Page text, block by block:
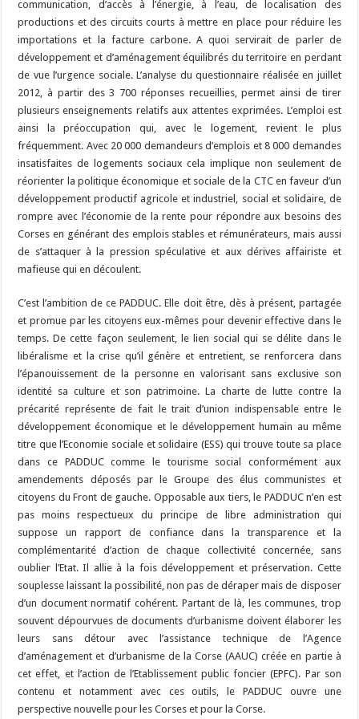
communication, d’accès à l’énergie, à l’eau, de localisation des
productions et des circuits courts à mettre en place pour réduire les
importations et la facture carbone. A quoi servirait de parler de
développement et d’aménagement équilibrés du territoire en perdant
de vue l’urgence sociale. L’analyse du questionnaire réalisée en juillet
2012, à partir des 3 700 réponses recueillies, permet ainsi de tirer
plusieurs enseignements relatifs aux attentes exprimées. L’emploi est
ainsi la préoccupation qui, avec le logement, revient le plus
fréquemment. Avec 20 000 demandeurs d’emplois et 8 000 demandes
insatisfaites de logements sociaux cela implique non seulement de
réorienter la politique économique et sociale de la CTC en faveur d’un
développement productif agricole et industriel, social et solidaire, de
rompre avec l’économie de la rente pour répondre aux besoins des
Corses en générant des emplois stables et rémunérateurs, mais aussi
de s’attaquer à la pression spéculative et aux dérives affairiste et
mafieuse qui en découlent.
C’est l’ambition de ce PADDUC. Elle doit être, dès à présent, partagée
et promue par les citoyens eux-mêmes pour devenir effective dans le
temps. De cette façon seulement, le lien social qui se délite dans le
libéralisme et la crise qu’il génère et entretient, se renforcera dans
l’épanouissement de la personne en valorisant sans exclusive son
identité sa culture et son patrimoine. La charte de lutte contre la
précarité représente de fait le trait d’union indispensable entre le
développement économique et le développement humain au même
titre que l’Economie sociale et solidaire (ESS) qui trouve toute sa place
dans ce PADDUC comme le tourisme social conformément aux
amendements déposés par le Groupe des élus communistes et
citoyens du Front de gauche. Opposable aux tiers, le PADDUC n’en est
pas moins respectueux du principe de libre administration qui
suppose un rapport de confiance dans la transparence et la
complémentarité d’action de chaque collectivité concernée, sans
oublier l’Etat. Il allie à la fois développement et préservation. Cette
souplesse laissant la possibilité, non pas de déraper mais de disposer
d’un document normatif cohérent. Partant de là, les communes, trop
souvent dépourvues de documents d’urbanisme doivent élaborer les
leurs sans détour avec l’assistance technique de l’Agence
d’aménagement et d’urbanisme de la Corse (AAUC) créée en partie à
cet effet, et l’action de l’Etablissement public foncier (EPFC). Par son
contenu et notamment avec ces outils, le PADDUC ouvre une
perspective nouvelle pour les Corses et pour la Corse.